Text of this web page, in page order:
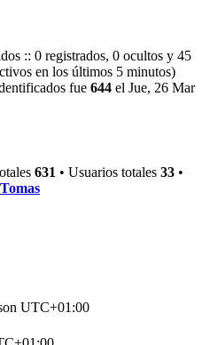
:: 0 registrados, 0 ocultos y 45
en los últimos 5 minutos)
fue 644 el Jue, 26 Mar
631 • Usuarios totales 33 •
Tomas
UTC+01:00